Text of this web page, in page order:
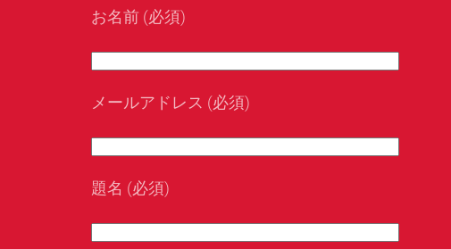
お名前 (必須)
メールアドレス (必須)
題名 (必須)